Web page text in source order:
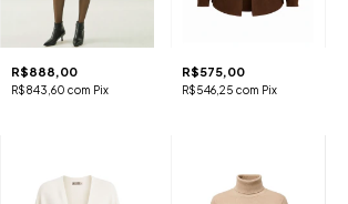
R$888,00
R$843,60 com Pix
R$575,00
R$546,25com Pix